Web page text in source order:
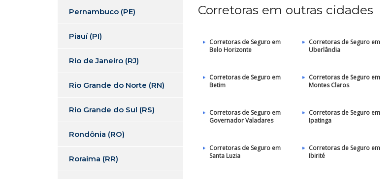
Corretoras em outras cidades
Corretoras de Seguro em
Belo Horizonte
Corretoras de Seguro em
Uberlândia
Corretoras de Seguro em
Betim
Corretoras de Seguro em
Montes Claros
Corretoras de Seguro em
Governador Valadares
Corretoras de Seguro em
Ipatinga
Corretoras de Seguro em
Santa Luzia
Corretoras de Seguro em
Ibirité
Pernambuco (PE)
Piauí (PI)
Rio de Janeiro (RJ)
Rio Grande do Norte (RN)
Rio Grande do Sul (RS)
Rondônia (RO)
Roraima (RR)